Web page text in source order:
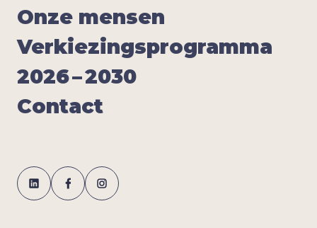
Onze men­sen
Ver­kie­zings­pro­gram­ma
2026–2030
Con­tact